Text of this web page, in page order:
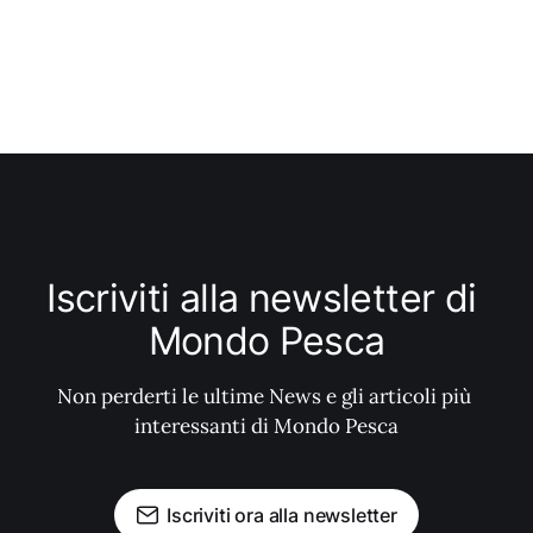
Iscriviti alla newsletter di
Mondo Pesca
Non perderti le ultime News e gli articoli più
interessanti di Mondo Pesca
Iscriviti ora alla newsletter